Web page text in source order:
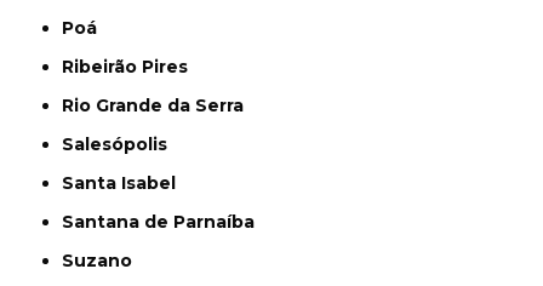
Poá
Ribeirão Pires
Rio Grande da Serra
Salesópolis
Santa Isabel
Santana de Parnaíba
Suzano